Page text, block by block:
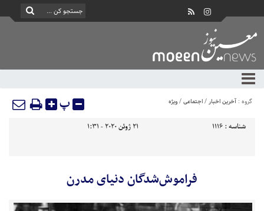
گروه : آخرین اخبار/اجتماعی/ویژه پ
شناسه : 1116 21 ژوئن 2020 - 1:31
فراموش‌شدگان دنیای مدرن